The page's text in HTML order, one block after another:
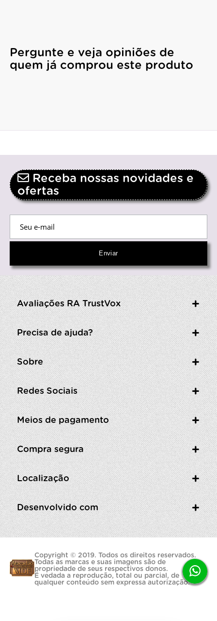
Pergunte e veja opiniões de
quem já comprou este produto
Receba nossas novidades e
ofertas
Avaliações RA TrustVox
Precisa de ajuda?
Sobre
Redes Sociais
Meios de pagamento
Compra segura
Localização
Desenvolvido com
Copyright © 2019. Todos os direitos reservados.
Todas as marcas e suas imagens são de
propriedade de seus respectivos donos.
É vedada a reprodução, total ou parcial, de
qualquer conteúdo sem expressa autorização.